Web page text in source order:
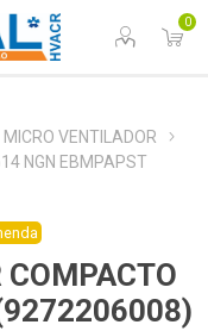
0
MICRO VENTILADOR
NGN EBMPAPST